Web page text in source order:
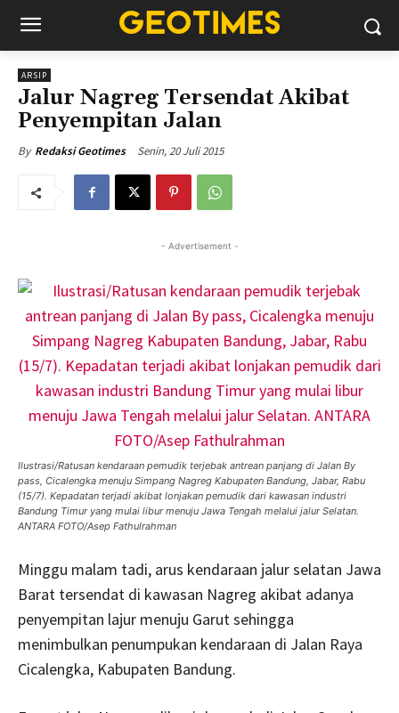
ARSIP
Jalur Nagreg Tersendat Akibat
Penyempitan Jalan
By Redaksi Geotimes Senin, 20 Juli 2015
- Advertisement -
Ilustrasi/Ratusan kendaraan pemudik terjebak antrean panjang di Jalan By
pass, Cicalengka menuju Simpang Nagreg Kabupaten Bandung, Jabar, Rabu
(15/7). Kepadatan terjadi akibat lonjakan pemudik dari kawasan industri
Bandung Timur yang mulai libur menuju Jawa Tengah melalui jalur Selatan.
ANTARA FOTO/Asep Fathulrahman
Minggu malam tadi, arus kendaraan jalur selatan Jawa
Barat tersendat di kawasan Nagreg akibat adanya
penyempitan lajur menuju Garut sehingga
menimbulkan penumpukan kendaraan di Jalan Raya
Cicalengka, Kabupaten Bandung.